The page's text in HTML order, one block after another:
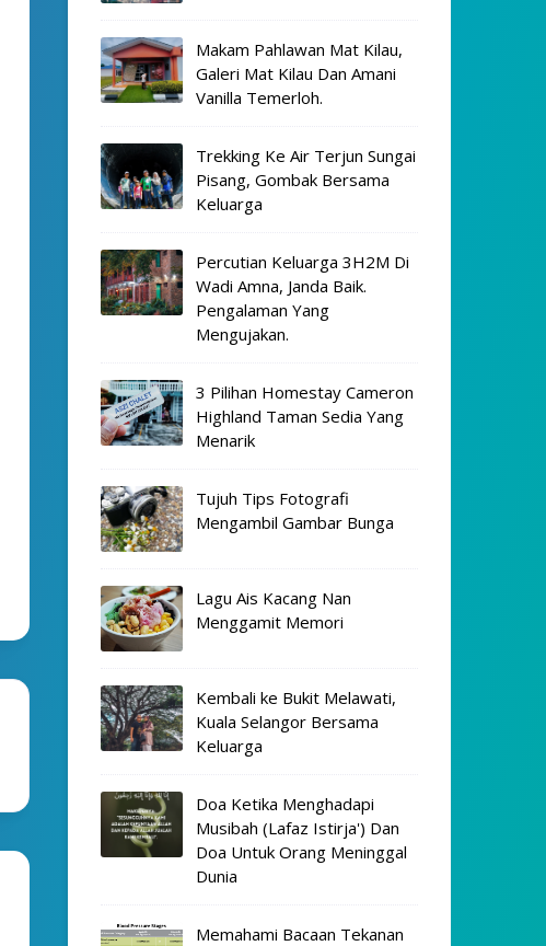
Makam Pahlawan Mat Kilau,
Galeri Mat Kilau Dan Amani
Vanilla Temerloh.
Trekking Ke Air Terjun Sungai
Pisang, Gombak Bersama
Keluarga
Percutian Keluarga 3H2M Di
Wadi Amna, Janda Baik.
Pengalaman Yang
Mengujakan.
3 Pilihan Homestay Cameron
Highland Taman Sedia Yang
Menarik
Tujuh Tips Fotografi
Mengambil Gambar Bunga
Lagu Ais Kacang Nan
Menggamit Memori
Kembali ke Bukit Melawati,
Kuala Selangor Bersama
Keluarga
Doa Ketika Menghadapi
Musibah (Lafaz Istirja') Dan
Doa Untuk Orang Meninggal
Dunia
Memahami Bacaan Tekanan